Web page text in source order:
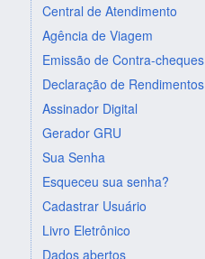
Central de Atendimento
Agência de Viagem
Emissão de Contra-cheques
Declaração de Rendimentos
Assinador Digital
Gerador GRU
Sua Senha
Esqueceu sua senha?
Cadastrar Usuário
Livro Eletrônico
Dados abertos